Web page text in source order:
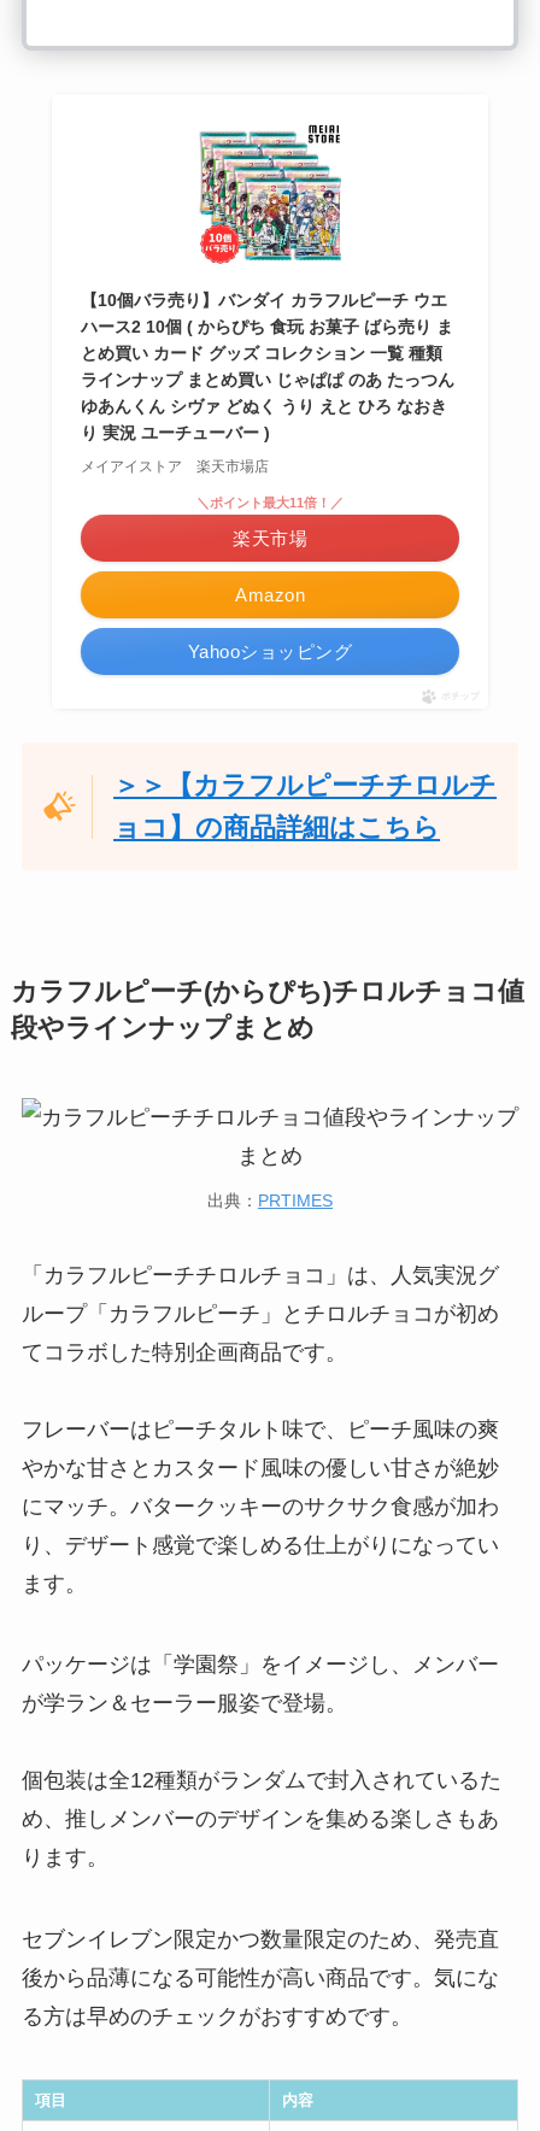
【10個バラ売り】バンダイ カラフルピーチ ウエ
ハース2 10個 ( からぴち 食玩 お菓子 ばら売り ま
とめ買い カード グッズ コレクション 一覧 種類
ラインナップ まとめ買い じゃぱぱ のあ たっつん
ゆあんくん シヴァ どぬく うり えと ひろ なおき
り 実況 ユーチューバー )
メイアイストア 楽天市場店
Amazon
＼ポイント最大11倍！／
楽天市場
Yahooショッピング
ポチップ
＞＞【カラフルピーチチロルチ
ョコ】の商品詳細はこちら
カラフルピーチ(からぴち)チロルチョコ値
段やラインナップまとめ
出典： PRTIMES
「カラフルピーチチロルチョコ」は、人気実況グ
ループ「カラフルピーチ」とチロルチョコが初め
てコラボした特別企画商品です。
フレーバーはピーチタルト味で、ピーチ風味の爽
やかな甘さとカスタード風味の優しい甘さが絶妙
にマッチ。バタークッキーのサクサク食感が加わ
り、デザート感覚で楽しめる仕上がりになってい
ます。
パッケージは「学園祭」をイメージし、メンバー
が学ラン＆セーラー服姿で登場。
個包装は全12種類がランダムで封入されているた
め、推しメンバーのデザインを集める楽しさもあ
ります。
セブンイレブン限定かつ数量限定のため、発売直
後から品薄になる可能性が高い商品です。気にな
る方は早めのチェックがおすすめです。
項目 内容